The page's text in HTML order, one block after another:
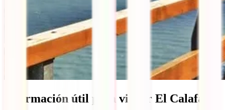
Información útil para visitar El Calafate